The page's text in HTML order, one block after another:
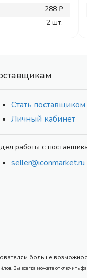
288 ₽
2 шт.
Стать поставщиком
Личный кабинет
работы с
seller@iconmarket.ru
больше
Вы всегда можете отключить